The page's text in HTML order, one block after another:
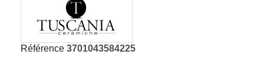
Référence 3701043584225